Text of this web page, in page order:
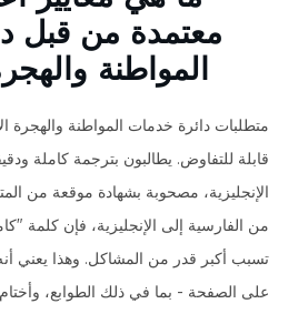
معتمدة من قبل
المواطنة
متطلبات دائرة خدمات المواطنة والهجرة
قابلة للتفاوض. يطالبون بترجمة كاملة
الإنجليزية، مصحوبة بشهادة موقعة من
من الفارسية إلى الإنجليزية، فإن كلمة
تسبب أكبر قدر من المشاكل. وهذا
على الصفحة - بما في ذلك الطوابع،